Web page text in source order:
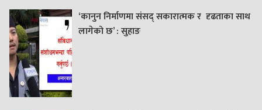
‘कानुन निर्माणमा संसद् सकारात्मक र दृढताका साथ
लागेको छ’ : सुहाङ